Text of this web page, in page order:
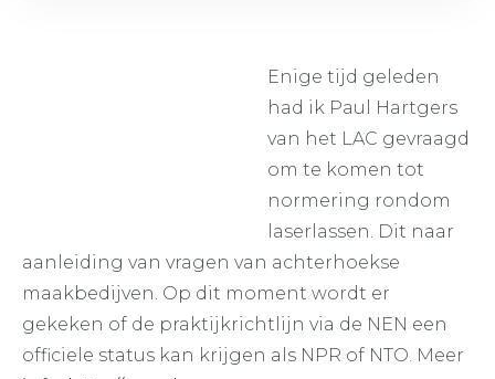
Enige tijd geleden
had ik Paul Hartgers
van het LAC gevraagd
om te komen tot
normering rondom
laserlassen. Dit naar
aanleiding van vragen van achterhoekse
maakbedijven. Op dit moment wordt er
gekeken of de praktijkrichtlijn via de NEN een
officiele status kan krijgen als NPR of NTO. Meer